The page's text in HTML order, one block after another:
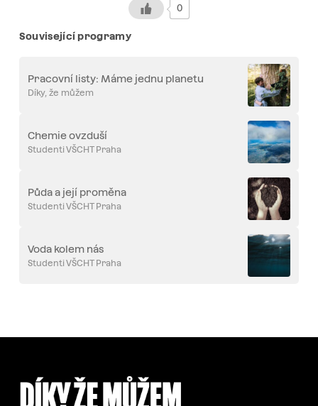
0
Související programy
Pracovní listy: Máme jednu planetu
Díky, že můžem
Chemie ovzduší
Studenti VŠCHT Praha
Půda a její proměna
Studenti VŠCHT Praha
Voda kolem nás
Studenti VŠCHT Praha